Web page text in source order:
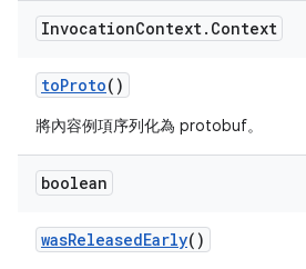
InvocationContext. Context
toProto()
將內容例項序列化為 protobuf。
boolean
wasReleasedEarly()